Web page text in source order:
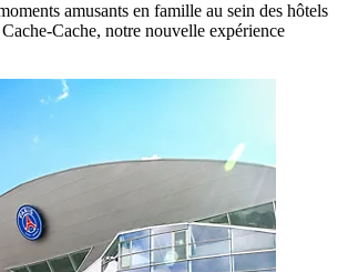
amusants en famille au sein des hôtels
Cache, notre nouvelle expérience